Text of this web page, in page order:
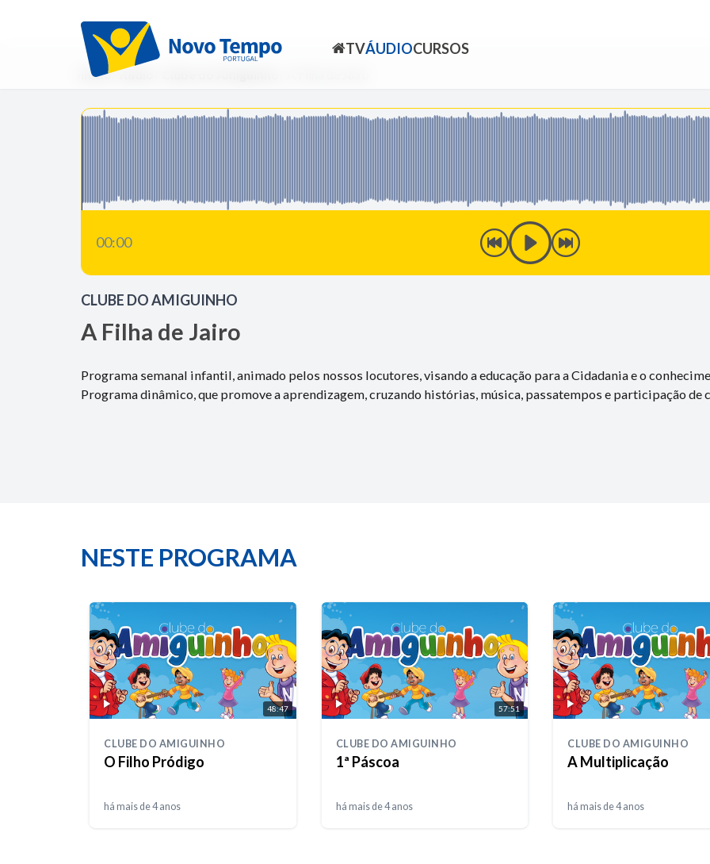
TVÁUDIOCURSOS
Início Rádio
00:00
CLUBE DO AMIGUINHO
A Filha de Jairo
Programa semanal infantil, animado pelos nossos locutores, visando a educação para a Cidadania e o
Programa dinâmico, que promove a aprendizagem, cruzando histórias, música, passatempos e participação de
NESTE PROGRAMA
48:47
CLUBE DO AMIGUINHO
O Filho Pródigo
há mais de 4 anos
57:51
CLUBE DO AMIGUINHO
1ª Páscoa
há mais de 4 anos
CLUBE DO AMIGUINHO
A Multiplicação
há mais de 4 anos